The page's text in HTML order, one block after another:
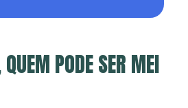
PODE SER MEI